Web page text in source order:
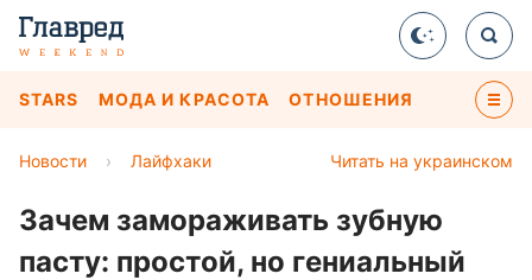
STARS МОДА И КРАСОТА ОТНОШЕНИЯ
Читать на украинском
Новости › Лайфхаки
Зачем замораживать зубную
пасту: простой, но гениальный